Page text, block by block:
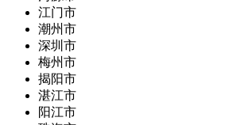
江门市
潮州市
深圳市
梅州市
揭阳市
湛江市
阳江市